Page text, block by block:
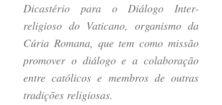
Dicastério para o Diálogo Inter-
religioso do Vaticano, organismo da
Cúria Romana, que tem como missão
promover o diálogo e a colaboração
entre católicos e membros de outras
tradições religiosas.